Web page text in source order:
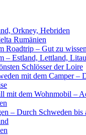
Orkney, Hebriden
Rumänien
Roadtrip – Gut zu wissen
– Estland, Lettland,
Schlösser der Loire
mit dem Camper –
mit dem Wohnmobil –
– Durch Schweden bis